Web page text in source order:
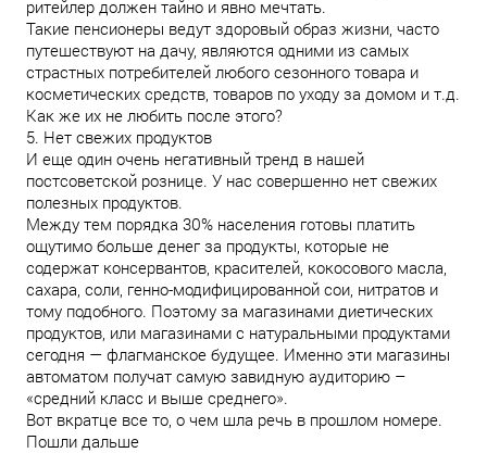
ритейлер должен тайно и явно мечтать.
Такие пенсионеры ведут здоровый образ жизни, часто
путешествуют на дачу, являются одними из самых
страстных потребителей любого сезонного товара и
косметических средств, товаров по уходу за домом и т.д.
Как же их не любить после этого?
5. Нет свежих продуктов
И еще один очень негативный тренд в нашей
постсоветской рознице. У нас совершенно нет свежих
полезных продуктов.
Между тем порядка 30% населения готовы платить
ощутимо больше денег за продукты, которые не
содержат консервантов, красителей, кокосового масла,
сахара, соли, генно-модифицированной сои, нитратов и
тому подобного. Поэтому за магазинами диетических
продуктов, или магазинами с натуральными продуктами
сегодня — флагманское будущее. Именно эти магазины
автоматом получат самую завидную аудиторию –
«средний класс и выше среднего».
Вот вкратце все то, о чем шла речь в прошлом номере.
Пошли дальше